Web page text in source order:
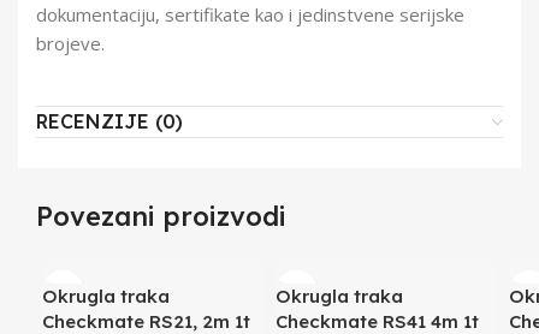
dokumentaciju, sertifikate kao i jedinstvene serijske
brojeve.
RECENZIJE (0)
Povezani proizvodi
Okrugla traka
Checkmate RS21, 2m 1t
Okrugla traka
Checkmate RS41 4m 1t